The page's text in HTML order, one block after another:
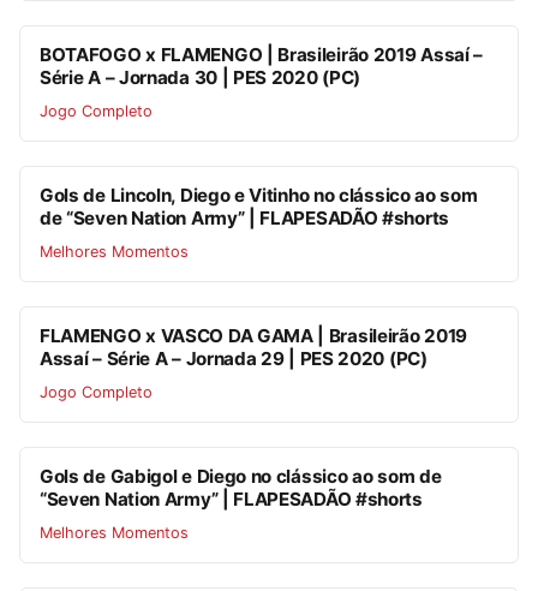
BOTAFOGO x FLAMENGO | Brasileirão 2019 Assaí –
Série A – Jornada 30 | PES 2020 (PC)
Jogo Completo
Gols de Lincoln, Diego e Vitinho no clássico ao som
de “Seven Nation Army” | FLAPESADÃO #shorts
Melhores Momentos
FLAMENGO x VASCO DA GAMA | Brasileirão 2019
Assaí – Série A – Jornada 29 | PES 2020 (PC)
Jogo Completo
Gols de Gabigol e Diego no clássico ao som de
“Seven Nation Army” | FLAPESADÃO #shorts
Melhores Momentos